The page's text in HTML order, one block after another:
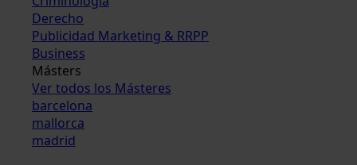
Derecho
Publicidad Marketing & RRPP
Business
Másters
Ver todos los Másteres
barcelona
mallorca
madrid